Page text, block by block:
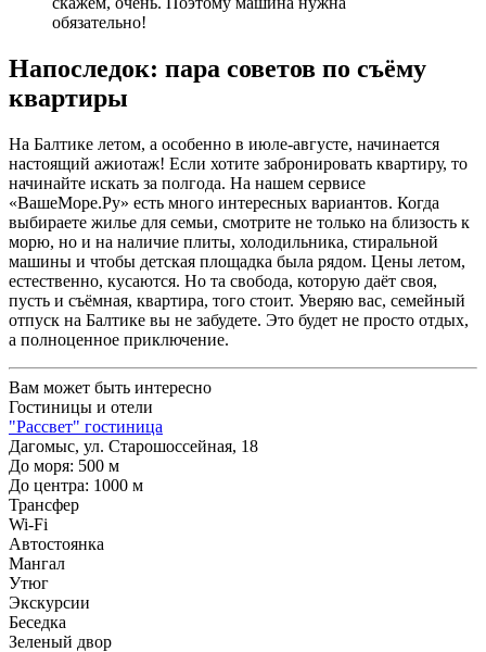
обязательно!
Напоследок: пара советов по съёму
квартиры
На Балтике летом, а особенно в июле-августе, начинается
настоящий ажиотаж! Если хотите забронировать квартиру, то
начинайте искать за полгода. На нашем сервисе
«ВашеМоре.Ру» есть много интересных вариантов. Когда
выбираете жилье для семьи, смотрите не только на близость к
морю, но и на наличие плиты, холодильника, стиральной
машины и чтобы детская площадка была рядом. Цены летом,
естественно, кусаются. Но та свобода, которую даёт своя,
пусть и съёмная, квартира, того стоит. Уверяю вас, семейный
отпуск на Балтике вы не забудете. Это будет не просто отдых,
а полноценное приключение.
Вам может быть интересно
Гостиницы и отели
"Рассвет" гостиница
Дагомыс, ул. Старошоссейная, 18
До моря: 500 м
До центра: 1000 м
Трансфер
Wi-Fi
Автостоянка
Мангал
Утюг
Экскурсии
Беседка
Зеленый двор